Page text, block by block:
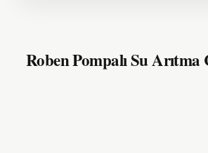
Roben Pompalı Su Arıtma